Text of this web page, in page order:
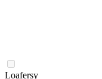
Loafersy